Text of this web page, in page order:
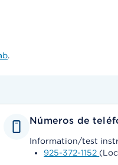
.
Números de
Information/test
925-372-1152